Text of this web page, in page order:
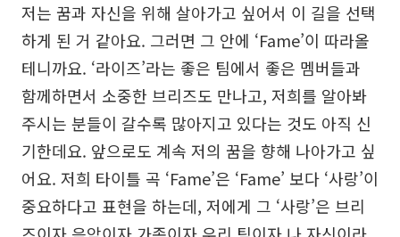
저는 꿈과 자신을 위해 살아가고 싶어서 이 길을 선택
하게 된 거 같아요. 그러면 그 안에 ‘Fame’이 따라올
테니까요. ‘라이즈’라는 좋은 팀에서 좋은 멤버들과
함께하면서 소중한 브리즈도 만나고, 저희를 알아봐
주시는 분들이 갈수록 많아지고 있다는 것도 아직 신
기한데요. 앞으로도 계속 저의 꿈을 향해 나아가고 싶
어요. 저희 타이틀 곡 ‘Fame’은 ‘Fame’ 보다 ‘사랑’이
중요하다고 표현을 하는데, 저에게 그 ‘사랑’은 브리